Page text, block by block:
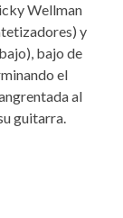
Wellman
y
bajo de
el
al
guitarra.